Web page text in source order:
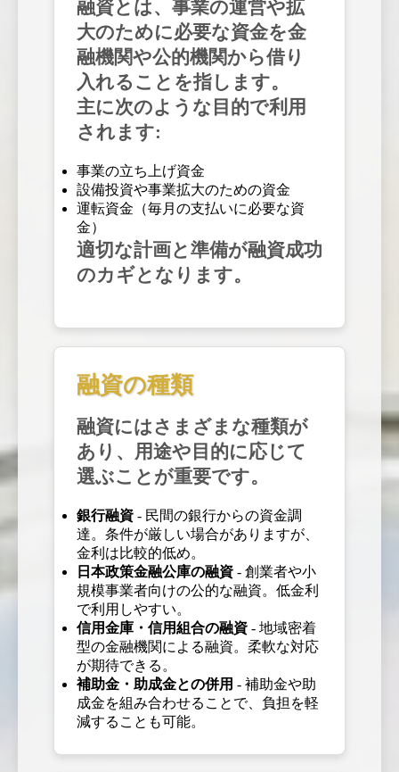
融資とは、事業の運営や拡
大のために必要な資金を金
融機関や公的機関から借り
入れることを指します。
主に次のような目的で利用
されます:
事業の立ち上げ資金
設備投資や事業拡大のための資金
運転資金（毎月の支払いに必要な資
金）
適切な計画と準備が融資成功
のカギとなります。
融資の種類
融資にはさまざまな種類が
あり、用途や目的に応じて
選ぶことが重要です。
銀行融資 - 民間の銀行からの資金調
達。条件が厳しい場合がありますが、
金利は比較的低め。
日本政策金融公庫の融資 - 創業者や小
規模事業者向けの公的な融資。低金利
で利用しやすい。
信用金庫・信用組合の融資 - 地域密着
型の金融機関による融資。柔軟な対応
が期待できる。
補助金・助成金との併用 - 補助金や助
成金を組み合わせることで、負担を軽
減することも可能。